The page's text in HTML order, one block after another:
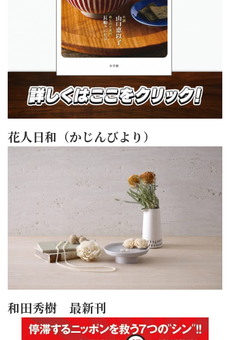
花人日和（かじんびより）
和田秀樹 最新刊